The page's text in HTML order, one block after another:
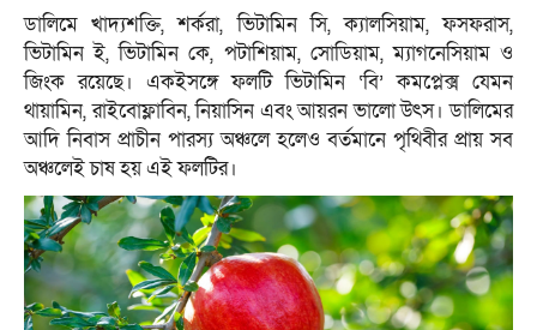
ডালিমে খাদ্যশক্তি, শর্করা, ভিটামিন সি, ক্যালসিয়াম, ফসফরাস,
ভিটামিন ই, ভিটামিন কে, পটাশিয়াম, সোডিয়াম, ম্যাগনেসিয়াম ও
জিংক রয়েছে। একইসঙ্গে ফলটি ভিটামিন ‘বি’ কমপ্লেক্স যেমন
থায়ামিন, রাইবোফ্লাবিন, নিয়াসিন এবং আয়রন ভালো উৎস। ডালিমের
আদি নিবাস প্রাচীন পারস্য অঞ্চলে হলেও বর্তমানে পৃথিবীর প্রায় সব
অঞ্চলেই চাষ হয় এই ফলটির।